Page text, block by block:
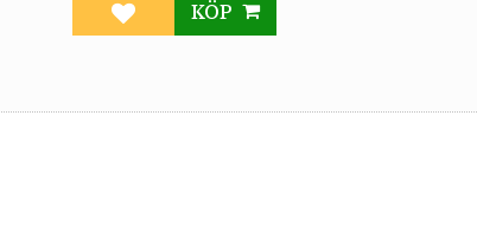
Lägg till i favoriter
KÖP